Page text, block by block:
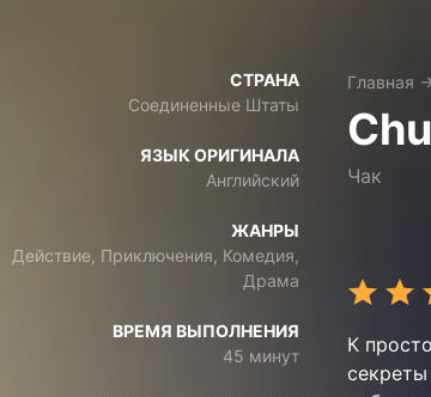
СТРАНА
Соединенные Штаты
ЯЗЫК ОРИГИНАЛА
Английский
ЖАНРЫ
Действие, Приключения, Комедия,
Драма
ВРЕМЯ ВЫПОЛНЕНИЯ
45 минут
Главная
Чак
К